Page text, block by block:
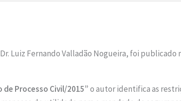
Luiz Fernando Valladão Nogueira, foi publicado
Processo Civil/2015”o autor identifica as